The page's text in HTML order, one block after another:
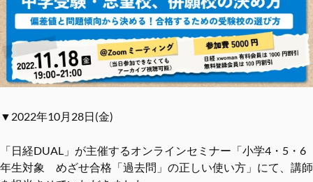
▼2022年10月28日(金)
「日経DUAL」が主催するオンラインセミナー「小学4・5・6
年生対象 めざせ合格「過去問」の正しい使い方」にて、講師